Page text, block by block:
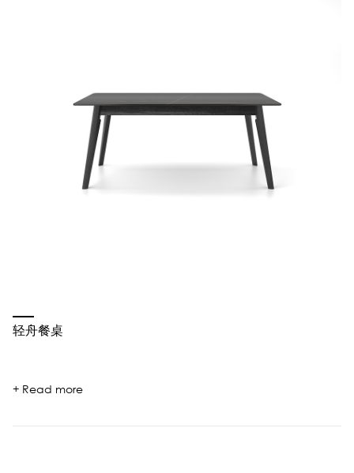
轻舟餐桌
+ Read more